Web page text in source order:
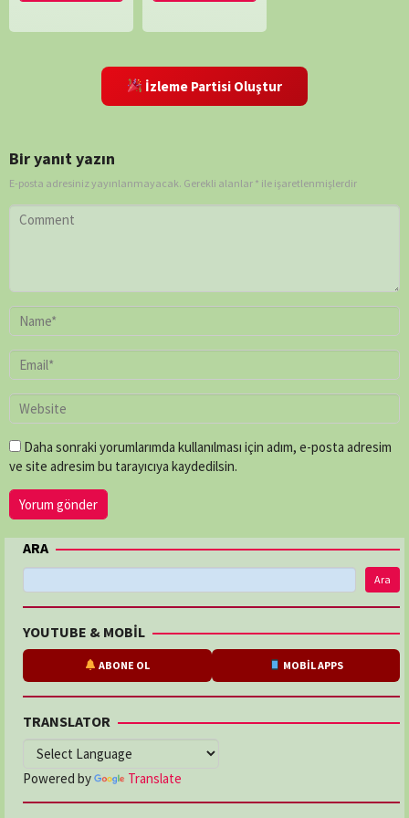
İzleme Partisi Oluştur
Bir yanıt yazın
E-posta adresiniz yayınlanmayacak. Gerekli alanlar * ile işaretlenmişlerdir
Daha sonraki yorumlarımda kullanılması için adım, e-posta adresim
ve site adresim bu tarayıcıya kaydedilsin.
ARA
Ara
YOUTUBE & MOBİL
ABONE OL MOBİL APPS
TRANSLATOR
Powered by Translate